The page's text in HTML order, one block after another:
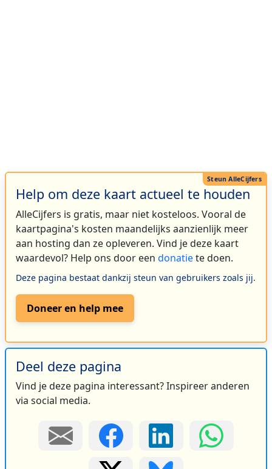
Help om deze kaart actueel te houden
AlleCijfers is gratis, maar niet kosteloos. Vooral de
kaartpagina's kosten maandelijks aanzienlijk meer
aan hosting dan ze opleveren. Vind je deze kaart
waardevol? Help ons door een donatiete doen.
Deze pagina bestaat dankzij steun van gebruikers zoals jij.
Doneer en help mee
Deel deze pagina
Vind je deze pagina interessant? Inspireer anderen
via social media.